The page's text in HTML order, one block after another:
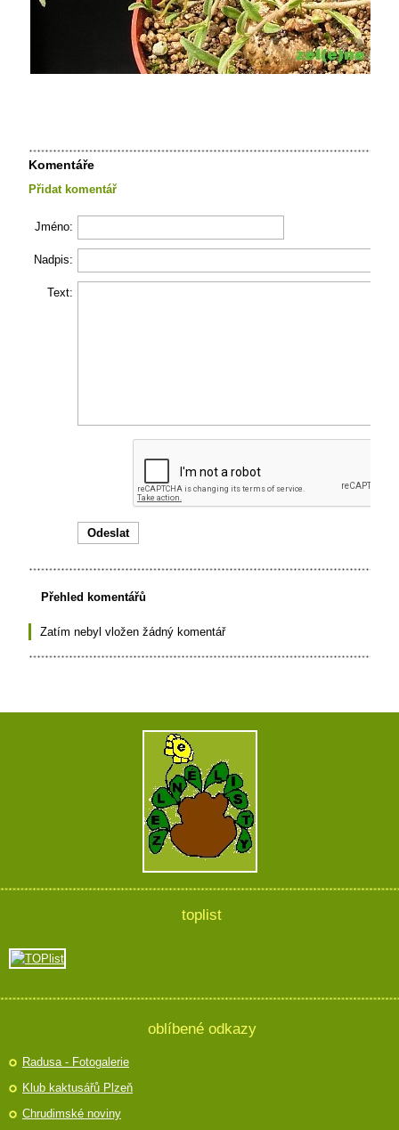
Komentáře
Přidat komentář
Jméno:
Nadpis:
Text:
Přehled komentářů
Zatím nebyl vložen žádný komentář
toplist
oblíbené odkazy
Radusa - Fotogalerie
Klub kaktusářů Plzeň
Chrudimské noviny